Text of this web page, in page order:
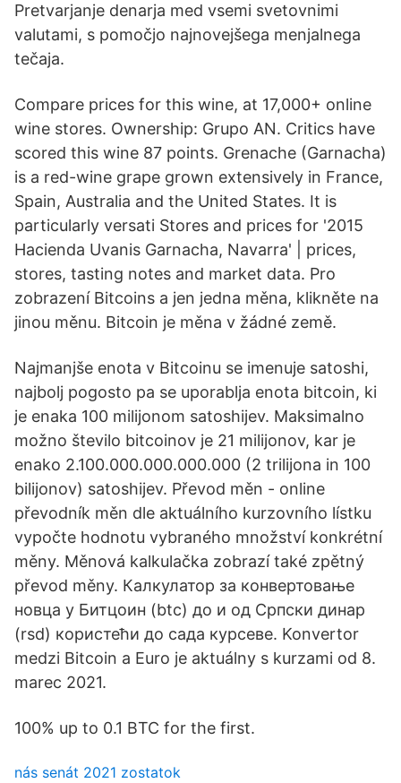
Pretvarjanje denarja med vsemi svetovnimi
valutami, s pomočjo najnovejšega menjalnega
tečaja.
Compare prices for this wine, at 17,000+ online
wine stores. Ownership: Grupo AN. Critics have
scored this wine 87 points. Grenache (Garnacha)
is a red-wine grape grown extensively in France,
Spain, Australia and the United States. It is
particularly versati Stores and prices for '2015
Hacienda Uvanis Garnacha, Navarra' | prices,
stores, tasting notes and market data. Pro
zobrazení Bitcoins a jen jedna měna, klikněte na
jinou měnu. Bitcoin je měna v žádné země.
Najmanjše enota v Bitcoinu se imenuje satoshi,
najbolj pogosto pa se uporablja enota bitcoin, ki
je enaka 100 milijonom satoshijev. Maksimalno
možno število bitcoinov je 21 milijonov, kar je
enako 2.100.000.000.000.000 (2 trilijona in 100
bilijonov) satoshijev. Převod měn - online
převodník měn dle aktuálního kurzovního lístku
vypočte hodnotu vybraného množství konkrétní
měny. Měnová kalkulačka zobrazí také zpětný
převod měny. Калкулатор за конвертовање
новца у Битцоин (btc) до и од Српски динар
(rsd) користећи до сада курсеве. Konvertor
medzi Bitcoin a Euro je aktuálny s kurzami od 8.
marec 2021.
100% up to 0.1 BTC for the first.
nás senát 2021 zostatok